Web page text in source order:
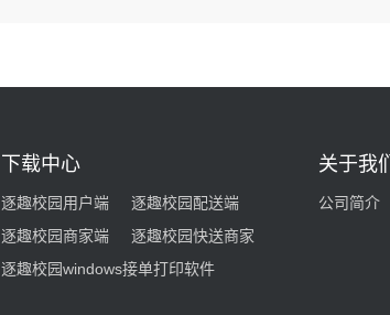
下载中心
逐趣校园用户端
逐趣校园配送端
逐趣校园商家端
逐趣校园快送商家
逐趣校园windows接单打印软件
关于我们
公司简介